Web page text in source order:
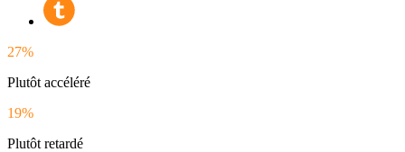
27%
Plutôt accéléré
19%
Plutôt retardé